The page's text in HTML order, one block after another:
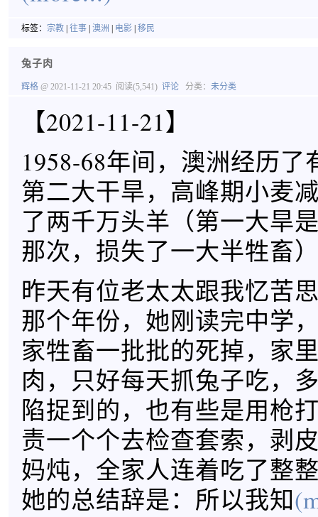
标签： 宗教 往事 澳洲 电影 移民
兔子肉
辉格 @ 2021-11-21 20:45 阅读(5,541) 评论 分类： 未分类
【2021-11-21】
1958-68年间，澳洲经历了
第二大干旱，高峰期小麦
了两千万头羊（第一大旱
那次，损失了一大半牲畜
昨天有位老太太跟我忆苦
那个年份，她刚读完中学
家牲畜一批批的死掉，家
肉，只好每天抓兔子吃，
陷捉到的，也有些是用枪
责一个个去检查套索，剥
妈炖，全家人连着吃了整
她的总结辞是：所以我知